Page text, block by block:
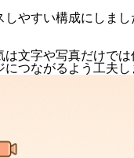
やすい構成にしま
文字や写真だけで
つながるよう工夫